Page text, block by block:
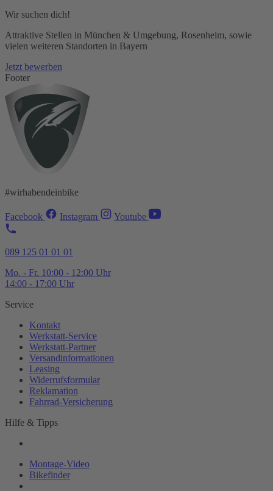
Wir suchen dich!
Attraktive Stellen in München & Umgebung, Rosenheim, sowie
vielen weiteren Standorten in Bayern
Jetzt bewerben
Footer
#wirhabendeinbike
Facebook Instagram Youtube
089 125 01 01 01
Mo. - Fr. 10:00 - 12:00 Uhr
14:00 - 17:00 Uhr
Service
Kontakt
Werkstatt-Service
Werkstatt-Partner
Versandinformationen
Leasing
Widerrufsformular
Reklamation
Fahrrad-Versicherung
Hilfe & Tipps
Montage-Video
Bikefinder